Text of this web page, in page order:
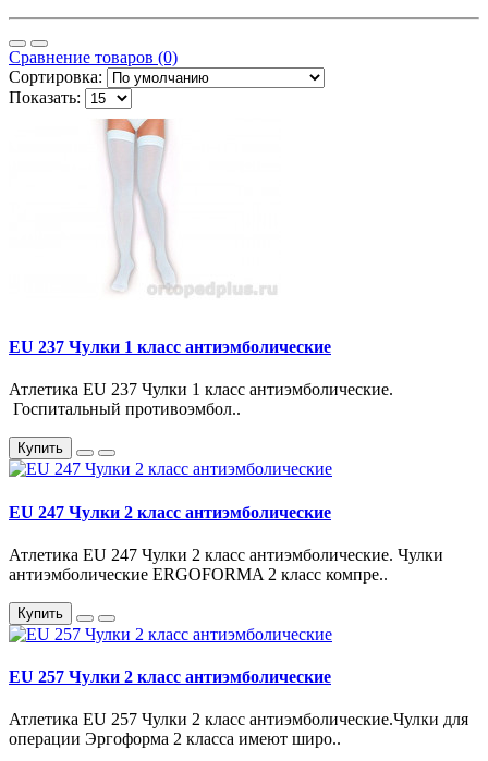
Сравнение товаров (0)
Сортировка:
Показать:
EU 237 Чулки 1 класс антиэмболические
Атлетика EU 237 Чулки 1 класс антиэмболические.
Госпитальный противоэмбол..
Купить
EU 247 Чулки 2 класс антиэмболические
Атлетика EU 247 Чулки 2 класс антиэмболические. Чулки
антиэмболические ERGOFORMA 2 класс компре..
Купить
EU 257 Чулки 2 класс антиэмболические
Атлетика EU 257 Чулки 2 класс антиэмболические.Чулки для
операции Эргоформа 2 класса имеют широ..